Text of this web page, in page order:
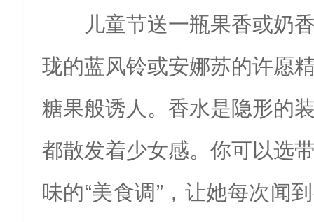
儿童节送一瓶果香或奶
珑的蓝风铃或安娜苏的许愿
糖果般诱人。香水是隐形的
都散发着少女感。你可以选
味的“美食调”，让她每次闻